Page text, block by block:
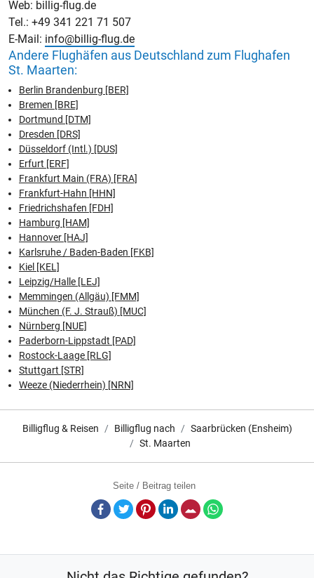
Web: billig-flug.de
Tel.: +49 341 221 71 507
E-Mail: info@billig-flug.de
Andere Flughäfen aus Deutschland zum Flughafen
St. Maarten:
Berlin Brandenburg [BER]
Bremen [BRE]
Dortmund [DTM]
Dresden [DRS]
Düsseldorf (Intl.) [DUS]
Erfurt [ERF]
Frankfurt Main (FRA) [FRA]
Frankfurt-Hahn [HHN]
Friedrichshafen [FDH]
Hamburg [HAM]
Hannover [HAJ]
Karlsruhe / Baden-Baden [FKB]
Kiel [KEL]
Leipzig/Halle [LEJ]
Memmingen (Allgäu) [FMM]
München (F. J. Strauß) [MUC]
Nürnberg [NUE]
Paderborn-Lippstadt [PAD]
Rostock-Laage [RLG]
Stuttgart [STR]
Weeze (Niederrhein) [NRN]
Billigflug & Reisen Billigflug nach
Saarbrücken (Ensheim)
St. Maarten
Seite / Beitrag teilen
Facebook
TwitterPinterestLinkedInE-Mail